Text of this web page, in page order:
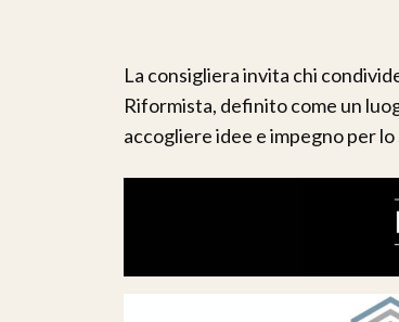
La consigliera invita chi
Riformista, definito come un
accogliere idee e impegno per